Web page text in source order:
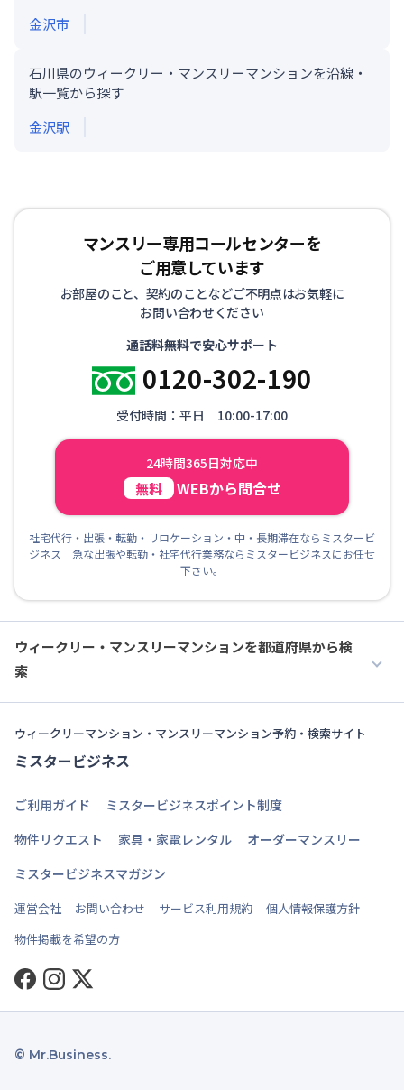
金沢市
石川県のウィークリー・マンスリーマンションを沿線・
駅一覧から探す
金沢駅
マンスリー専用コールセンターを
ご用意しています
お部屋のこと、契約のことなどご不明点はお気軽に
お問い合わせください
通話料無料で安心サポート
0120-302-190
受付時間：平日 10:00-17:00
24時間365日対応中
無料 WEBから問合せ
社宅代行・出張・転勤・リロケーション・中・長期滞在ならミスタービ
ジネス 急な出張や転勤・社宅代行業務ならミスタービジネスにお任せ
下さい。
ウィークリー・マンスリーマンションを都道府県から検
索
ウィークリーマンション・マンスリーマンション予約・検索サイト
ミスタービジネス
ご利用ガイド
ミスタービジネスポイント制度
物件リクエスト
家具・家電レンタル
オーダーマンスリー
ミスタービジネスマガジン
運営会社 お問い合わせ サービス利用規約
個人情報保護方針
物件掲載を希望の方
Facebook
Instagram
Twitter
© Mr.Business.